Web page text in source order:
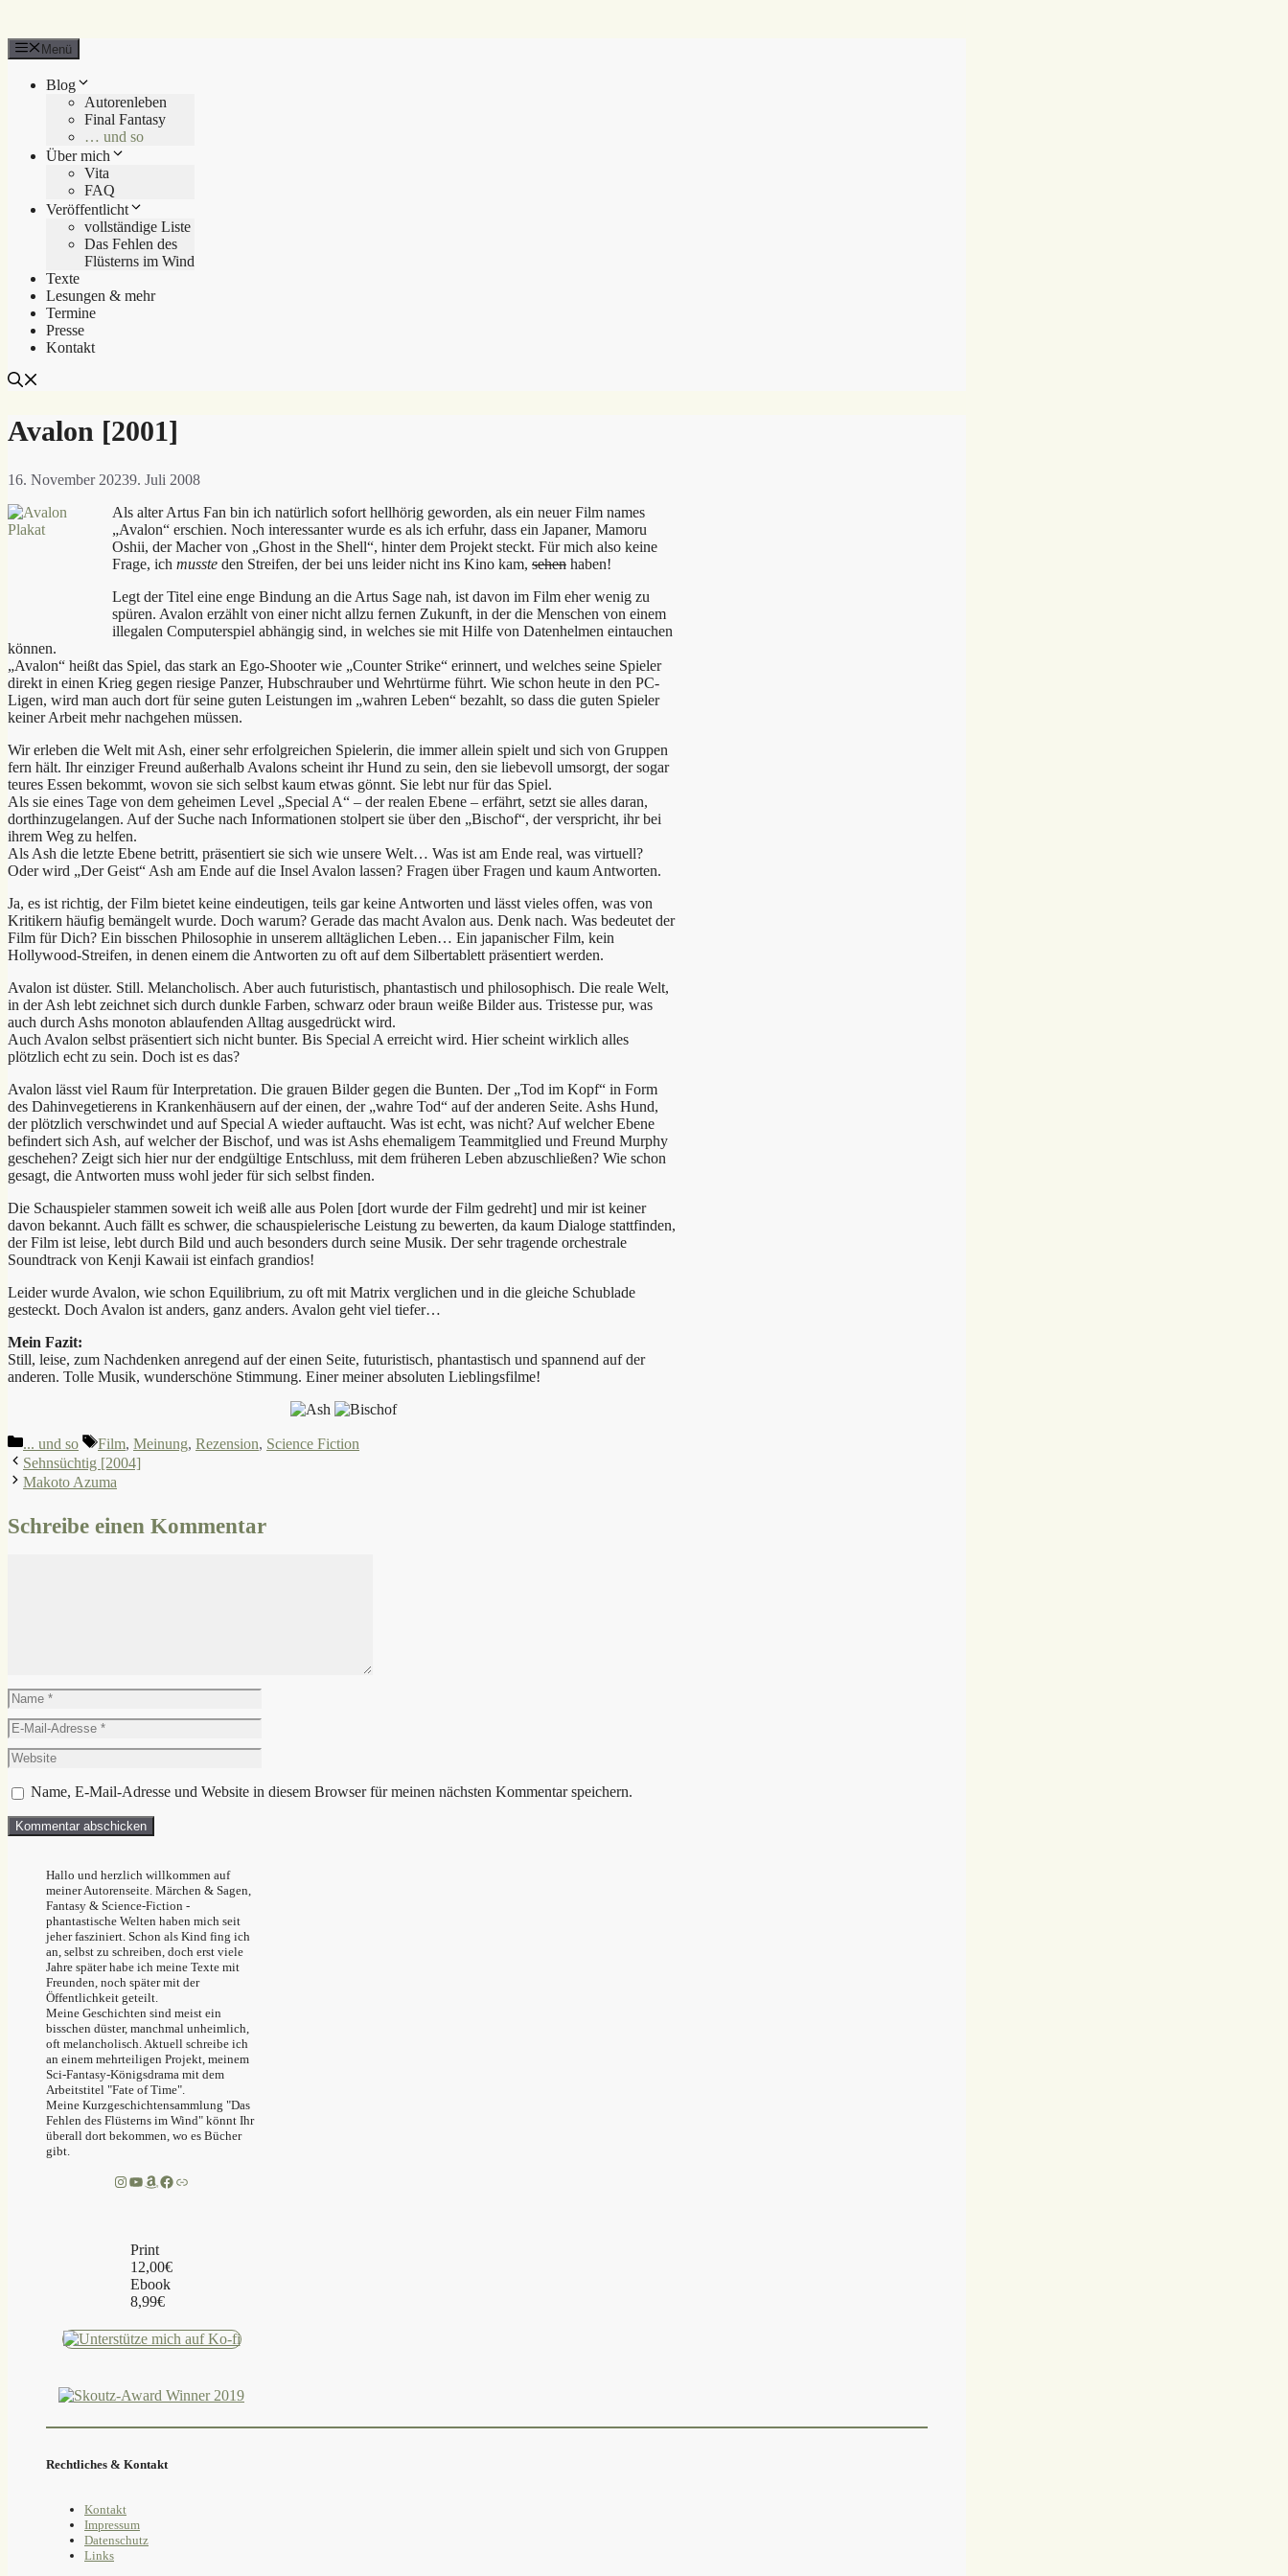
Menü
Blog
Autorenleben
Final Fantasy
… und so
Über mich
Vita
FAQ
Veröffentlicht
vollständige Liste
Das Fehlen des
Flüsterns im Wind
Texte
Lesungen & mehr
Termine
Presse
Kontakt
Avalon [2001]
16. November 20239. Juli 2008
Als alter Artus Fan bin ich natürlich sofort hellhörig geworden, als ein neuer Film names
„Avalon“ erschien. Noch interessanter wurde es als ich erfuhr, dass ein Japaner, Mamoru
Oshii, der Macher von „Ghost in the Shell“, hinter dem Projekt steckt. Für mich also keine
Frage, ich musste den Streifen, der bei uns leider nicht ins Kino kam, sehen haben!
Legt der Titel eine enge Bindung an die Artus Sage nah, ist davon im Film eher wenig zu
spüren. Avalon erzählt von einer nicht allzu fernen Zukunft, in der die Menschen von einem
illegalen Computerspiel abhängig sind, in welches sie mit Hilfe von Datenhelmen eintauchen
können.
„Avalon“ heißt das Spiel, das stark an Ego-Shooter wie „Counter Strike“ erinnert, und welches seine Spieler
direkt in einen Krieg gegen riesige Panzer, Hubschrauber und Wehrtürme führt. Wie schon heute in den PC-
Ligen, wird man auch dort für seine guten Leistungen im „wahren Leben“ bezahlt, so dass die guten Spieler
keiner Arbeit mehr nachgehen müssen.
Wir erleben die Welt mit Ash, einer sehr erfolgreichen Spielerin, die immer allein spielt und sich von Gruppen
fern hält. Ihr einziger Freund außerhalb Avalons scheint ihr Hund zu sein, den sie liebevoll umsorgt, der sogar
teures Essen bekommt, wovon sie sich selbst kaum etwas gönnt. Sie lebt nur für das Spiel.
Als sie eines Tage von dem geheimen Level „Special A“ – der realen Ebene – erfährt, setzt sie alles daran,
dorthinzugelangen. Auf der Suche nach Informationen stolpert sie über den „Bischof“, der verspricht, ihr bei
ihrem Weg zu helfen.
Als Ash die letzte Ebene betritt, präsentiert sie sich wie unsere Welt… Was ist am Ende real, was virtuell?
Oder wird „Der Geist“ Ash am Ende auf die Insel Avalon lassen? Fragen über Fragen und kaum Antworten.
Ja, es ist richtig, der Film bietet keine eindeutigen, teils gar keine Antworten und lässt vieles offen, was von
Kritikern häufig bemängelt wurde. Doch warum? Gerade das macht Avalon aus. Denk nach. Was bedeutet der
Film für Dich? Ein bisschen Philosophie in unserem alltäglichen Leben… Ein japanischer Film, kein
Hollywood-Streifen, in denen einem die Antworten zu oft auf dem Silbertablett präsentiert werden.
Avalon ist düster. Still. Melancholisch. Aber auch futuristisch, phantastisch und philosophisch. Die reale Welt,
in der Ash lebt zeichnet sich durch dunkle Farben, schwarz oder braun weiße Bilder aus. Tristesse pur, was
auch durch Ashs monoton ablaufenden Alltag ausgedrückt wird.
Auch Avalon selbst präsentiert sich nicht bunter. Bis Special A erreicht wird. Hier scheint wirklich alles
plötzlich echt zu sein. Doch ist es das?
Avalon lässt viel Raum für Interpretation. Die grauen Bilder gegen die Bunten. Der „Tod im Kopf“ in Form
des Dahinvegetierens in Krankenhäusern auf der einen, der „wahre Tod“ auf der anderen Seite. Ashs Hund,
der plötzlich verschwindet und auf Special A wieder auftaucht. Was ist echt, was nicht? Auf welcher Ebene
befindert sich Ash, auf welcher der Bischof, und was ist Ashs ehemaligem Teammitglied und Freund Murphy
geschehen? Zeigt sich hier nur der endgültige Entschluss, mit dem früheren Leben abzuschließen? Wie schon
gesagt, die Antworten muss wohl jeder für sich selbst finden.
Die Schauspieler stammen soweit ich weiß alle aus Polen [dort wurde der Film gedreht] und mir ist keiner
davon bekannt. Auch fällt es schwer, die schauspielerische Leistung zu bewerten, da kaum Dialoge stattfinden,
der Film ist leise, lebt durch Bild und auch besonders durch seine Musik. Der sehr tragende orchestrale
Soundtrack von Kenji Kawaii ist einfach grandios!
Leider wurde Avalon, wie schon Equilibrium, zu oft mit Matrix verglichen und in die gleiche Schublade
gesteckt. Doch Avalon ist anders, ganz anders. Avalon geht viel tiefer…
Mein Fazit:
Still, leise, zum Nachdenken anregend auf der einen Seite, futuristisch, phantastisch und spannend auf der
anderen. Tolle Musik, wunderschöne Stimmung. Einer meiner absoluten Lieblingsfilme!
Kategorien
... und so Schlagwörter
Film, Meinung, Rezension, Science Fiction
Sehnsüchtig [2004]
Makoto Azuma
Schreibe einen Kommentar
Name
E-
Mail-
Adresse
Website
Name, E-Mail-Adresse und Website in diesem Browser für meinen nächsten Kommentar speichern.
Hallo und herzlich willkommen auf
meiner Autorenseite. Märchen & Sagen,
Fantasy & Science-Fiction -
phantastische Welten haben mich seit
jeher fasziniert. Schon als Kind fing ich
an, selbst zu schreiben, doch erst viele
Jahre später habe ich meine Texte mit
Freunden, noch später mit der
Öffentlichkeit geteilt.
Meine Geschichten sind meist ein
bisschen düster, manchmal unheimlich,
oft melancholisch. Aktuell schreibe ich
an einem mehrteiligen Projekt, meinem
Sci-Fantasy-Königsdrama mit dem
Arbeitstitel "Fate of Time".
Meine Kurzgeschichtensammlung "Das
Fehlen des Flüsterns im Wind" könnt Ihr
überall dort bekommen, wo es Bücher
gibt.
Instagram
YouTube
Amazon
Facebook
Link
Print
12,00€
Ebook
8,99€
Rechtliches & Kontakt
Kontakt
Impressum
Datenschutz
Links